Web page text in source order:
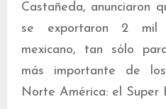
Castañeda, anunciaron
se exportaron 2 mil
mexicano, tan sólo
más importante de
Norte América: el Super